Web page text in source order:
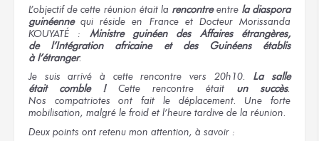
L’objectifde cette réunion étaitla rencontreentre la diaspora
guinéennequi résideen France et DocteurMorissanda
KOUYATÉ :
Ministre guinéen des Affairesétrangères,
de l’Intégrationafricaine et des Guinéensétablis
à l’étranger.
Je suis arrivéà cette rencontre vers 20h10.
La salle
était comble !
Cette rencontre était un succès.
Nos compatriotes
ont fait le déplacement.
Une forte
mobilisation, malgré le froid et l’heure tardive de la réunion.
Deux points ont retenu mon attention, à savoir :